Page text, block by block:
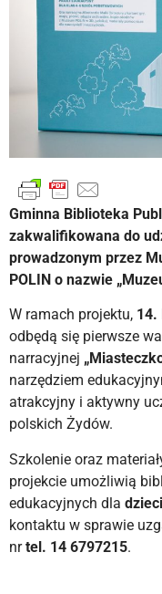
Gminna Biblioteka
zakwalifikowana do
prowadzonym przez
POLIN o nazwie
W ramach projektu, 14.
odbędą się pierwsze
narracyjnej
narzędziem
atrakcyjny i aktywny
polskich Żydów.
Szkolenie oraz
projekcie umożliwią
edukacyjnych dla
kontaktu w sprawie
nrtel. 14 6797215.